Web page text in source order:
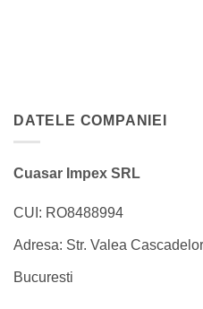
DATELE COMPANIEI
Cuasar Impex SRL
CUI: RO8488994
Adresa: Str. Valea
Bucuresti